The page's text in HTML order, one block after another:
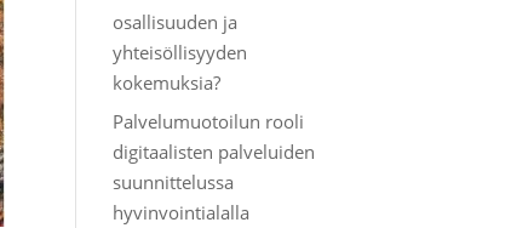
osallisuuden ja
yhteisöllisyyden
kokemuksia?
Palvelumuotoilun rooli
digitaalisten palveluiden
suunnittelussa
hyvinvointialalla